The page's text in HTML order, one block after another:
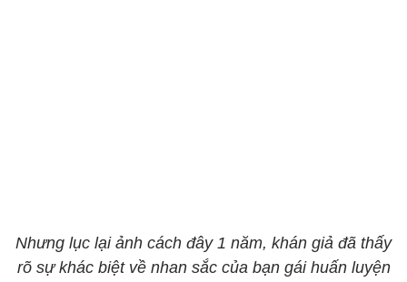
Nhưng lục lại ảnh cách đây 1 năm, khán giả đã thấy
rõ sự khác biệt về nhan sắc của bạn gái huấn luyện